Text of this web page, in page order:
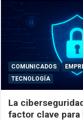
COMUNICADOS
TECNOLOGÍA
La
factor clave para